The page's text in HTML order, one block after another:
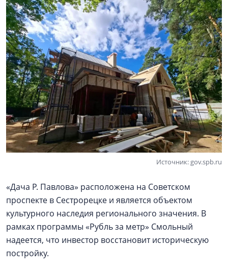
Источник: gov.spb.ru
«Дача Р. Павлова» расположена на Советском
проспекте в Сестрорецке и является объектом
культурного наследия регионального значения. В
рамках программы «Рубль за метр» Смольный
надеется, что инвестор восстановит историческую
постройку.